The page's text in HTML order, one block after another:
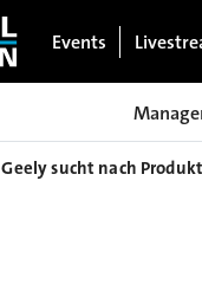
Events
Geely sucht nach